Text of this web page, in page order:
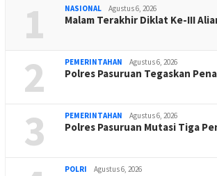
1 NASIONAL Agustus 6, 2026
Malam Terakhir Diklat Ke-III
2 PEMERINTAHAN Agustus 6, 2026
Polres Pasuruan Tegaskan
3 PEMERINTAHAN Agustus 6, 2026
Polres Pasuruan Mutasi Tiga
POLRI Agustus 6, 2026